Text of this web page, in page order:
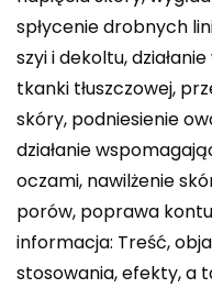
spłycenie drobnych
szyi i dekoltu,
tkanki tłuszczowej,
skóry, podniesienie
działanie
oczami, nawilżenie
porów, poprawa
informacja: Treść,
stosowania, efekty, a